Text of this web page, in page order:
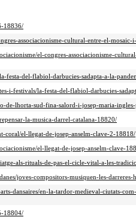
18836/
associacionisme-cultural-entre-el-
el-congres-associacionisme-
festa-del-flabiol-darbucies-sadapta-a-la-
i-festivals/la-festa-del-flabiol-darbucies-
de-lhorta-sud-fina-salord-i-josep-maria-
la-musica-darrel-catalana-18820/
coral/el-llegat-de-josep-anselm-clave-2-18818/
el-llegat-de-josep-anselm-clave-
als-rituals-de-pas-el-cicle-vital-a-les-
joves-compositors-musiquen-les-
dansaires/en-la-tardor-medieval-ciutats-
18804/